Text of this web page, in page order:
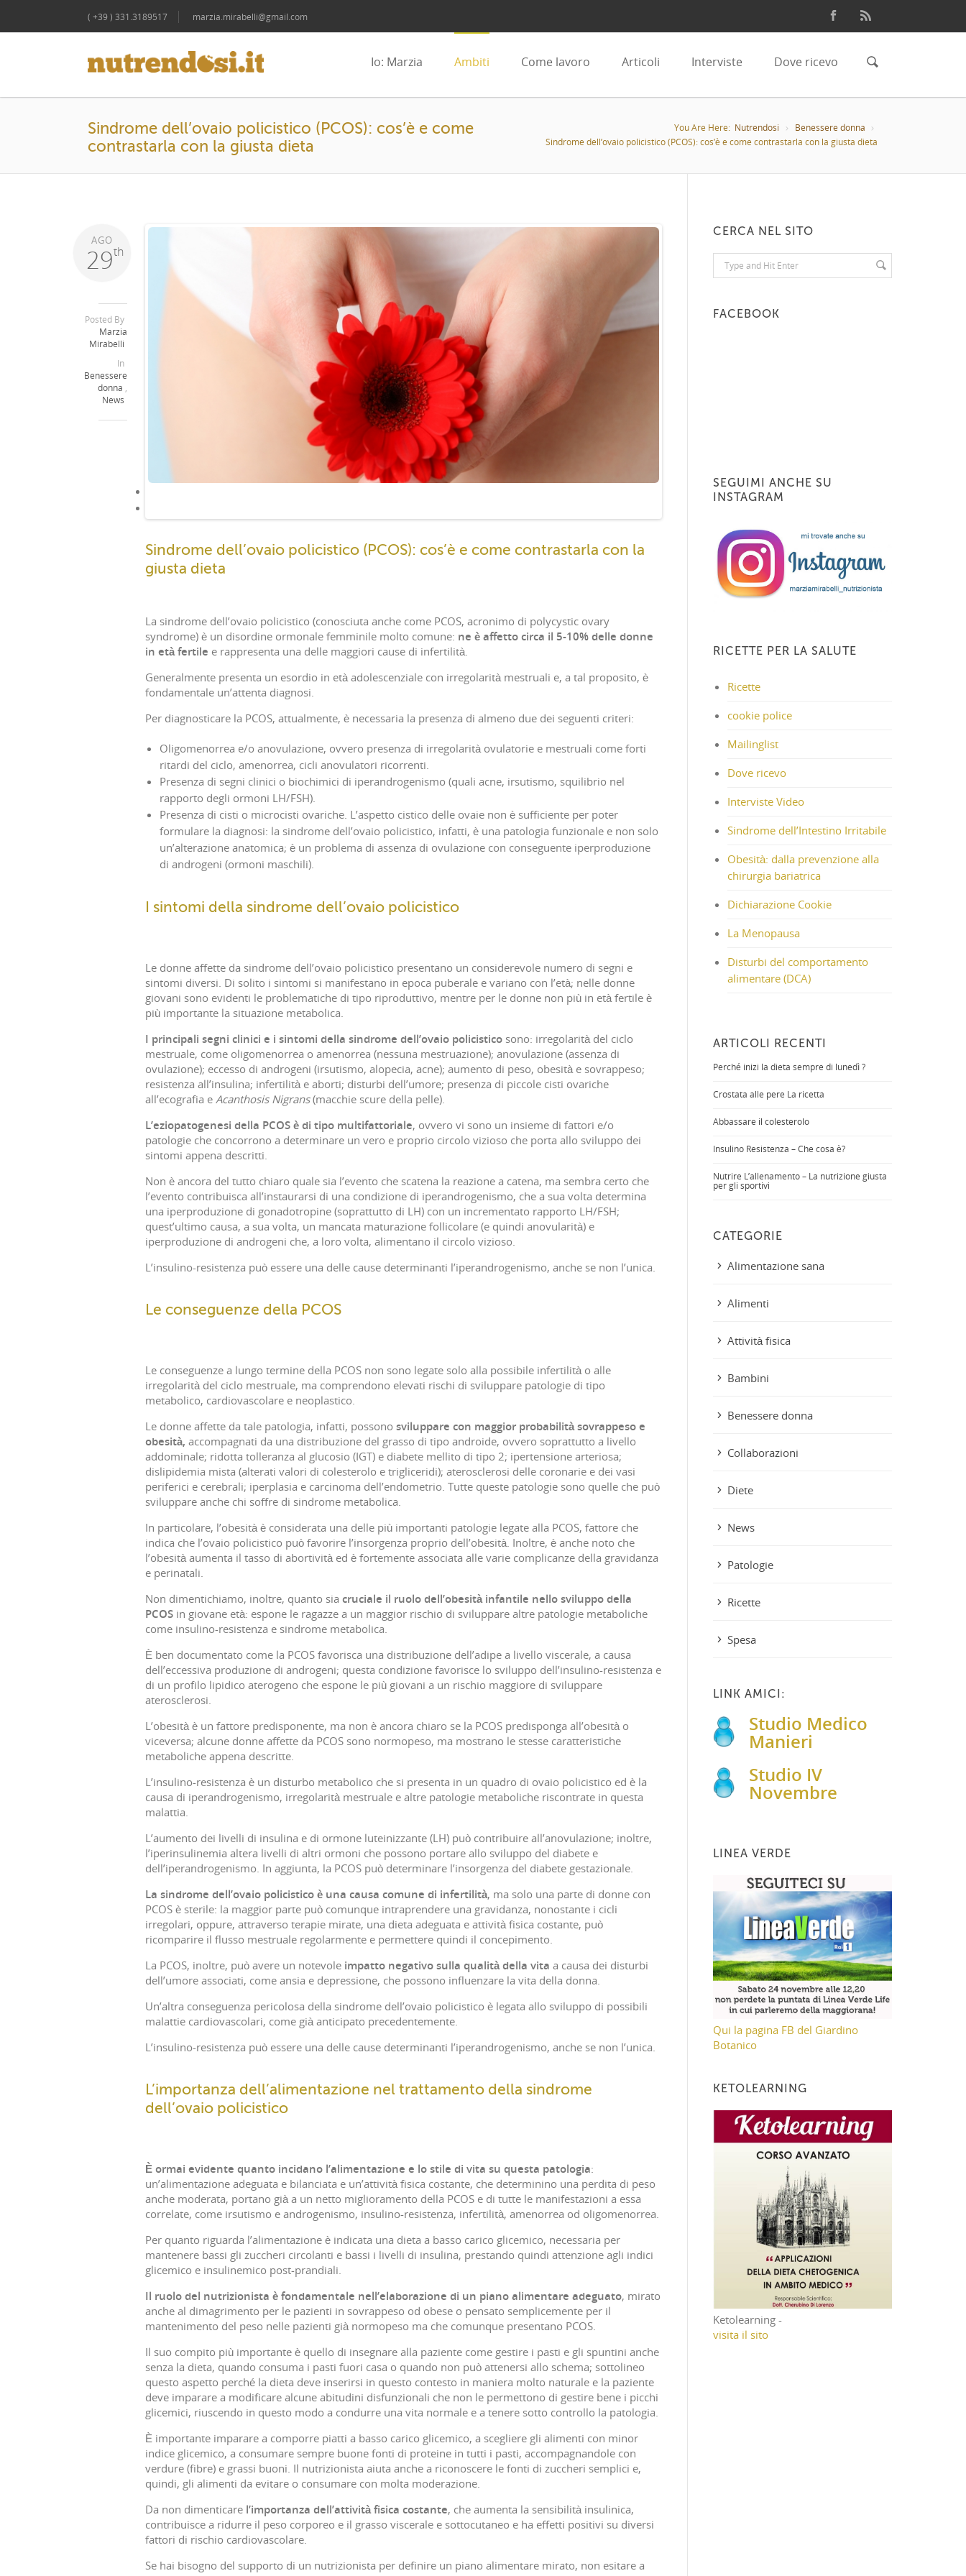
( +39 ) 331.3189517 marzia.mirabelli@gmail.com
Io: Marzia Ambiti Come lavoro Articoli Interviste Dove ricevo
Sindrome dell’ovaio policistico (PCOS): cos’è e come
contrastarla con la giusta dieta
You Are Here: Nutrendosi
Benessere donna
Sindrome dell’ovaio policistico (PCOS): cos’è e come contrastarla con la giusta dieta
29th
AGO
Posted By
Marzia
Mirabelli
In
Benessere
donna ,
News
Sindrome dell’ovaio policistico (PCOS): cos’è e come contrastarla con la
giusta dieta
La sindrome dell’ovaio policistico (conosciuta anche come PCOS, acronimo di polycystic ovary
syndrome) è un disordine ormonale femminile molto comune: ne è affetto circa il 5-10% delle donne
in età fertile e rappresenta una delle maggiori cause di infertilità.
Generalmente presenta un esordio in età adolescenziale con irregolarità mestruali e, a tal proposito, è
fondamentale un’attenta diagnosi.
Per diagnosticare la PCOS, attualmente, è necessaria la presenza di almeno due dei seguenti criteri:
Oligomenorrea e/o anovulazione, ovvero presenza di irregolarità ovulatorie e mestruali come forti
ritardi del ciclo, amenorrea, cicli anovulatori ricorrenti.
Presenza di segni clinici o biochimici di iperandrogenismo (quali acne, irsutismo, squilibrio nel
rapporto degli ormoni LH/FSH).
Presenza di cisti o microcisti ovariche. L’aspetto cistico delle ovaie non è sufficiente per poter
formulare la diagnosi: la sindrome dell’ovaio policistico, infatti, è una patologia funzionale e non solo
un’alterazione anatomica; è un problema di assenza di ovulazione con conseguente iperproduzione
di androgeni (ormoni maschili).
I sintomi della sindrome dell’ovaio policistico
Le donne affette da sindrome dell’ovaio policistico presentano un considerevole numero di segni e
sintomi diversi. Di solito i sintomi si manifestano in epoca puberale e variano con l’età; nelle donne
giovani sono evidenti le problematiche di tipo riproduttivo, mentre per le donne non più in età fertile è
più importante la situazione metabolica.
I principali segni clinici e i sintomi della sindrome dell’ovaio policistico sono: irregolarità del ciclo
mestruale, come oligomenorrea o amenorrea (nessuna mestruazione); anovulazione (assenza di
ovulazione); eccesso di androgeni (irsutismo, alopecia, acne); aumento di peso, obesità e sovrappeso;
resistenza all’insulina; infertilità e aborti; disturbi dell’umore; presenza di piccole cisti ovariche
all’ecografia e Acanthosis Nigrans(macchie scure della pelle).
L’eziopatogenesi della PCOS è di tipo multifattoriale, ovvero vi sono un insieme di fattori e/o
patologie che concorrono a determinare un vero e proprio circolo vizioso che porta allo sviluppo dei
sintomi appena descritti.
Non è ancora del tutto chiaro quale sia l’evento che scatena la reazione a catena, ma sembra certo che
l’evento contribuisca all’instaurarsi di una condizione di iperandrogenismo, che a sua volta determina
una iperproduzione di gonadotropine (soprattutto di LH) con un incrementato rapporto LH/FSH;
quest’ultimo causa, a sua volta, un mancata maturazione follicolare (e quindi anovularità) e
iperproduzione di androgeni che, a loro volta, alimentano il circolo vizioso.
L’insulino-resistenza può essere una delle cause determinanti l’iperandrogenismo, anche se non l’unica.
Le conseguenze della PCOS
Le conseguenze a lungo termine della PCOS non sono legate solo alla possibile infertilità o alle
irregolarità del ciclo mestruale, ma comprendono elevati rischi di sviluppare patologie di tipo
metabolico, cardiovascolare e neoplastico.
Le donne affette da tale patologia, infatti, possono sviluppare con maggior probabilità sovrappeso e
obesità, accompagnati da una distribuzione del grasso di tipo androide, ovvero soprattutto a livello
addominale; ridotta tolleranza al glucosio (IGT) e diabete mellito di tipo 2; ipertensione arteriosa;
dislipidemia mista (alterati valori di colesterolo e trigliceridi); aterosclerosi delle coronarie e dei vasi
periferici e cerebrali; iperplasia e carcinoma dell’endometrio. Tutte queste patologie sono quelle che può
sviluppare anche chi soffre di sindrome metabolica.
In particolare, l’obesità è considerata una delle più importanti patologie legate alla PCOS, fattore che
indica che l’ovaio policistico può favorire l’insorgenza proprio dell’obesità. Inoltre, è anche noto che
l’obesità aumenta il tasso di abortività ed è fortemente associata alle varie complicanze della gravidanza
e perinatali.
Non dimentichiamo, inoltre, quanto sia cruciale il ruolo dell’obesità infantile nello sviluppo della
PCOS in giovane età: espone le ragazze a un maggior rischio di sviluppare altre patologie metaboliche
come insulino-resistenza e sindrome metabolica.
È ben documentato come la PCOS favorisca una distribuzione dell’adipe a livello viscerale, a causa
dell’eccessiva produzione di androgeni; questa condizione favorisce lo sviluppo dell’insulino-resistenza e
di un profilo lipidico aterogeno che espone le più giovani a un rischio maggiore di sviluppare
aterosclerosi.
L’obesità è un fattore predisponente, ma non è ancora chiaro se la PCOS predisponga all’obesità o
viceversa; alcune donne affette da PCOS sono normopeso, ma mostrano le stesse caratteristiche
metaboliche appena descritte.
L’insulino-resistenza è un disturbo metabolico che si presenta in un quadro di ovaio policistico ed è la
causa di iperandrogenismo, irregolarità mestruale e altre patologie metaboliche riscontrate in questa
malattia.
L’aumento dei livelli di insulina e di ormone luteinizzante (LH) può contribuire all’anovulazione; inoltre,
l’iperinsulinemia altera livelli di altri ormoni che possono portare allo sviluppo del diabete e
dell’iperandrogenismo. In aggiunta, la PCOS può determinare l’insorgenza del diabete gestazionale.
La sindrome dell’ovaio policistico è una causa comune di infertilità, ma solo una parte di donne con
PCOS è sterile: la maggior parte può comunque intraprendere una gravidanza, nonostante i cicli
irregolari, oppure, attraverso terapie mirate, una dieta adeguata e attività fisica costante, può
ricomparire il flusso mestruale regolarmente e permettere quindi il concepimento.
La PCOS, inoltre, può avere un notevole impatto negativo sulla qualità della vita a causa dei disturbi
dell’umore associati, come ansia e depressione, che possono influenzare la vita della donna.
Un’altra conseguenza pericolosa della sindrome dell’ovaio policistico è legata allo sviluppo di possibili
malattie cardiovascolari, come già anticipato precedentemente.
L’insulino-resistenza può essere una delle cause determinanti l’iperandrogenismo, anche se non l’unica.
L’importanza dell’alimentazione nel trattamento della sindrome
dell’ovaio policistico
È ormai evidente quanto incidano l’alimentazione e lo stile di vita su questa patologia:
un’alimentazione adeguata e bilanciata e un’attività fisica costante, che determinino una perdita di peso
anche moderata, portano già a un netto miglioramento della PCOS e di tutte le manifestazioni a essa
correlate, come irsutismo e androgenismo, insulino-resistenza, infertilità, amenorrea od oligomenorrea.
Per quanto riguarda l’alimentazione è indicata una dieta a basso carico glicemico, necessaria per
mantenere bassi gli zuccheri circolanti e bassi i livelli di insulina, prestando quindi attenzione agli indici
glicemico e insulinemico post-prandiali.
Il ruolo del nutrizionista è fondamentale nell’elaborazione di un piano alimentare adeguato, mirato
anche al dimagrimento per le pazienti in sovrappeso od obese o pensato semplicemente per il
mantenimento del peso nelle pazienti già normopeso ma che comunque presentano PCOS.
Il suo compito più importante è quello di insegnare alla paziente come gestire i pasti e gli spuntini anche
senza la dieta, quando consuma i pasti fuori casa o quando non può attenersi allo schema; sottolineo
questo aspetto perché la dieta deve inserirsi in questo contesto in maniera molto naturale e la paziente
deve imparare a modificare alcune abitudini disfunzionali che non le permettono di gestire bene i picchi
glicemici, riuscendo in questo modo a condurre una vita normale e a tenere sotto controllo la patologia.
È importante imparare a comporre piatti a basso carico glicemico, a scegliere gli alimenti con minor
indice glicemico, a consumare sempre buone fonti di proteine in tutti i pasti, accompagnandole con
verdure (fibre) e grassi buoni. Il nutrizionista aiuta anche a riconoscere le fonti di zuccheri semplici e,
quindi, gli alimenti da evitare o consumare con molta moderazione.
Da non dimenticare l’importanza dell’attività fisica costante, che aumenta la sensibilità insulinica,
contribuisce a ridurre il peso corporeo e il grasso viscerale e sottocutaneo e ha effetti positivi su diversi
fattori di rischio cardiovascolare.
Se hai bisogno del supporto di un nutrizionista per definire un piano alimentare mirato, non esitare a
CERCA NEL SITO
FACEBOOK
SEGUIMI ANCHE SU
INSTAGRAM
RICETTE PER LA SALUTE
Ricette
cookie police
Mailinglist
Dove ricevo
Interviste Video
Sindrome dell’Intestino Irritabile
Obesità: dalla prevenzione alla
chirurgia bariatrica
Dichiarazione Cookie
La Menopausa
Disturbi del comportamento
alimentare (DCA)
ARTICOLI RECENTI
Perché inizi la dieta sempre di lunedì ?
Crostata alle pere La ricetta
Abbassare il colesterolo
Insulino Resistenza – Che cosa è?
Nutrire L’allenamento – La nutrizione giusta
per gli sportivi
CATEGORIE
Alimentazione sana
Alimenti
Attività fisica
Bambini
Benessere donna
Collaborazioni
Diete
News
Patologie
Ricette
Spesa
LINK AMICI:
Studio Medico
Manieri
Studio IV
Novembre
LINEA VERDE
Qui la pagina FB del Giardino
Botanico
KETOLEARNING
Ketolearning -
visita il sito